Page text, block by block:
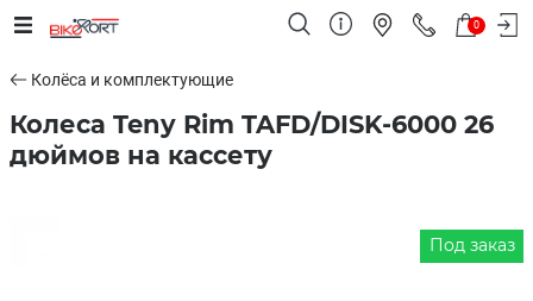
0
Колёса и комплектующие
Колеса Teny Rim TAFD/DISK-6000 26
дюймов на кассету
Под заказ